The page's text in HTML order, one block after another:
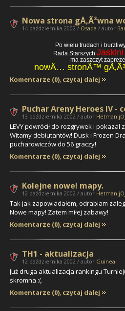
Nowa strona gÅ‚Ã³wna
14 października 2002 / Osada / autor
Po wielu trudach i
Rada Starszych
ma zaszczyt
nowÄ… stronÄ™
Komentarze (0), czytaj dalej
Puchar Areny Heroes IV -
13 października 2002 / autor Hetman
LEVYpowrócił do rozgrywek i pokazał
Witamy debiutantów! Duski Frozen
pucharowiczów do 56 graczy!
Komentarze (0), czytaj dalej
Kolejne nowe! mapy.
12 października 2002 / autor Hetman
Tak jak zapowiadałem, odrabiam
Nowe mapy! Zatem miłej zabawy!
Komentarze (0), czytaj dalej
TH1 - aktualizacja
12 października 2002 / autor Guinea
Już druga aktualizacja rankingu
skromna :(.
Komentarze (0), czytaj dalej